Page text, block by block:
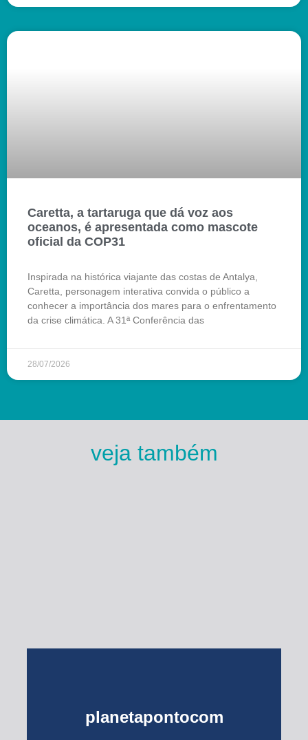
Caretta, a tartaruga que dá voz aos
oceanos, é apresentada como mascote
oficial da COP31
Inspirada na histórica viajante das costas de Antalya,
Caretta, personagem interativa convida o público a
conhecer a importância dos mares para o enfrentamento
da crise climática. A 31ª Conferência das
28/07/2026
veja também
planetapontocom